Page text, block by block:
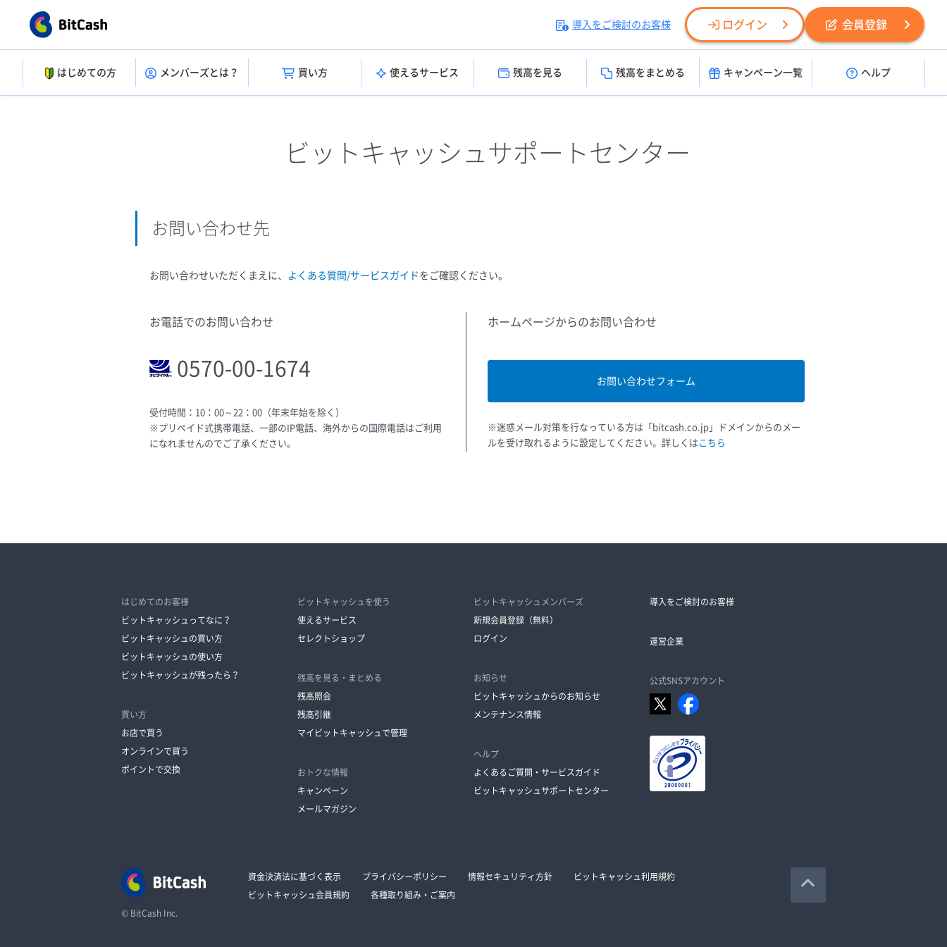
導入をご検討のお客様 ログイン 会員登録
はじめての方 メンバーズとは？ 買い方 使えるサービス 残高を見る 残高をまとめる キャンペーン一覧 ヘルプ
ビットキャッシュサポートセンター
お問い合わせ先
お問い合わせいただくまえに、 よくある質問/サービスガイド をご確認ください。
お電話でのお問い合わせ
0570-00-1674
受付時間：10：00～22：00（年末年始を除く）
※プリペイド式携帯電話、一部のIP電話、海外からの国際電話はご利用
になれませんのでご了承ください。
ホームページからのお問い合わせ
お問い合わせフォーム
※迷惑メール対策を行なっている方は「bitcash.co.jp」ドメインからのメー
ルを受け取れるように設定してください。詳しくは こちら
はじめてのお客様
ビットキャッシュってなに？
ビットキャッシュの買い方
ビットキャッシュの使い方
ビットキャッシュが残ったら？
買い方
お店で買う
オンラインで買う
ポイントで交換
ビットキャッシュを使う
使えるサービス
セレクトショップ
残高を見る・まとめる
残高照会
残高引継
マイビットキャッシュで管理
おトクな情報
キャンペーン
メールマガジン
ビットキャッシュメンバーズ
新規会員登録（無料）
ログイン
お知らせ
ビットキャッシュからのお知らせ
メンテナンス情報
ヘルプ
よくあるご質問・サービスガイド
ビットキャッシュサポートセンター
導入をご検討のお客様
運営企業
公式SNSアカウント
© BitCash Inc.
資金決済法に基づく表示 プライバシーポリシー 情報セキュリティ方針 ビットキャッシュ利用規約
ビットキャッシュ会員規約 各種取り組み・ご案内